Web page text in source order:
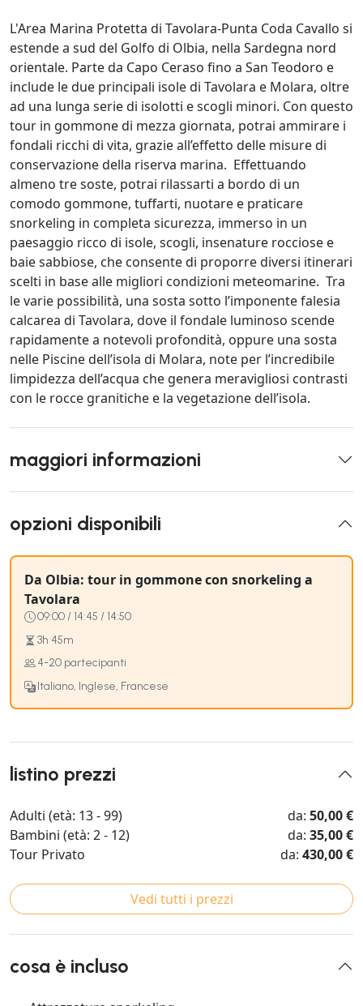
L'Area Marina Protetta di Tavolara-Punta Coda Cavallo si
estende a sud del Golfo di Olbia, nella Sardegna nord
orientale. Parte da Capo Ceraso fino a San Teodoro e
include le due principali isole di Tavolara e Molara, oltre
ad una lunga serie di isolotti e scogli minori. Con questo
tour in gommone di mezza giornata, potrai ammirare i
fondali ricchi di vita, grazie all’effetto delle misure di
conservazione della riserva marina. Effettuando
almeno tre soste, potrai rilassarti a bordo di un
comodo gommone, tuffarti, nuotare e praticare
snorkeling in completa sicurezza, immerso in un
paesaggio ricco di isole, scogli, insenature rocciose e
baie sabbiose, che consente di proporre diversi itinerari
scelti in base alle migliori condizioni meteomarine. Tra
le varie possibilità, una sosta sotto l’imponente falesia
calcarea di Tavolara, dove il fondale luminoso scende
rapidamente a notevoli profondità, oppure una sosta
nelle Piscine dell’isola di Molara, note per l’incredibile
limpidezza dell’acqua che genera meravigliosi contrasti
con le rocce granitiche e la vegetazione dell’isola.
maggiori informazioni
opzioni disponibili
Da Olbia: tour in gommone con snorkeling a
Tavolara
09:00 / 14:45 / 14:50
3h 45m
4-20 partecipanti
Italiano, Inglese, Francese
listino prezzi
Adulti (età: 13 - 99) da: 50,00 €
Bambini (età: 2 - 12)
da: 35,00 €
Tour Privato
da: 430,00 €
Vedi tutti i prezzi
cosa è incluso